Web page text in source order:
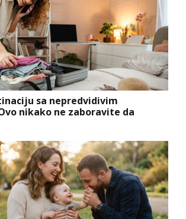
sa nepredvidivim
nikako ne zaboravite da